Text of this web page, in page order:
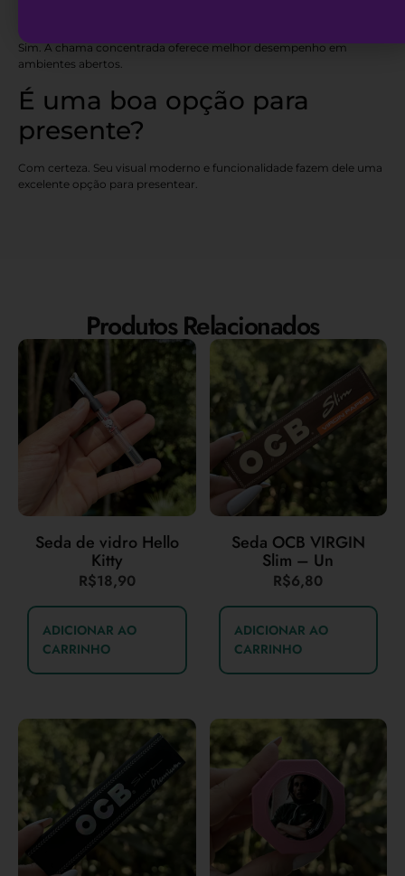
Sim. A chama concentrada oferece melhor desempenho em
ambientes abertos.
É uma boa opção para
presente?
Com certeza. Seu visual moderno e funcionalidade fazem dele uma
excelente opção para presentear.
Produtos Relacionados
Seda de vidro Hello
Kitty
R$18,90
ADICIONAR AO
CARRINHO
Seda OCB VIRGIN
Slim – Un
R$6,80
ADICIONAR AO
CARRINHO